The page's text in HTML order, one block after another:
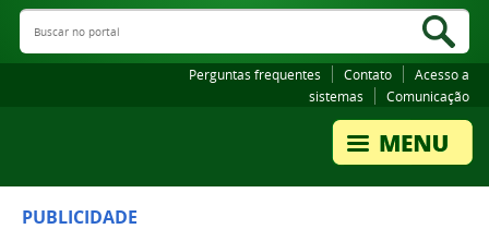
Buscar no portal
Perguntas frequentes Contato
Acesso a
sistemas
Comunicação
PUBLICIDADE